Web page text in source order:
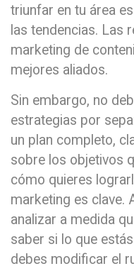
triunfar en tu área
las tendencias. Las
marketing de
mejores aliados.
Sin embargo, no
estrategias por
un plan completo,
sobre los objetivos
cómo quieres
marketing es clave.
analizar a medida
saber si lo que
debes modificar el